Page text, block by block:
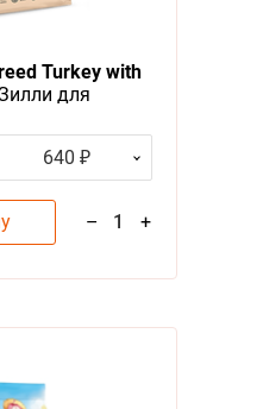
Turkey with
для
640 ₽
– 1 +